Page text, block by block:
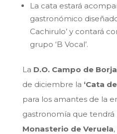
La cata estará
gastronómico
Cachirulo’ y contará
grupo ‘B Vocal’.
La D.O. Campo de Borja
de diciembre la ‘Cata
para los amantes de la
gastronomía que tendrá
Monasterio de Veruela